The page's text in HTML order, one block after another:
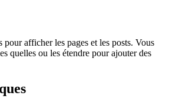
pour afficher les pages et les posts. Vous
quelles ou les étendre pour ajouter des